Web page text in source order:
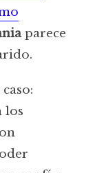
parece
los